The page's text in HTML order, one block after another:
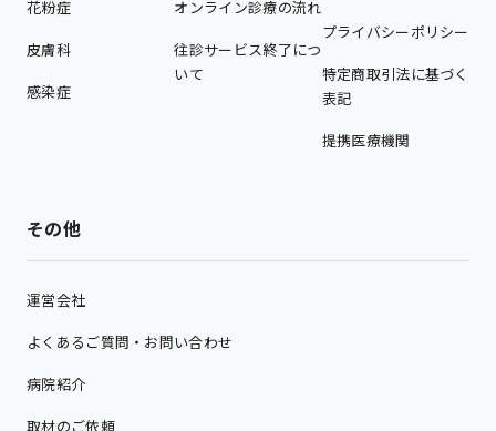
花粉症
皮膚科
感染症
オンライン診療の流れ
往診サービス終了につ
いて
プライバシーポリシー
特定商取引法に基づく
表記
提携医療機関
その他
運営会社
よくあるご質問・お問い合わせ
病院紹介
取材のご依頼